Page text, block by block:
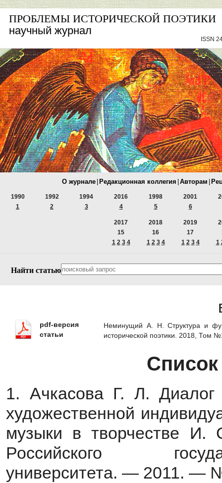
ПРОБЛЕМЫ ИСТОРИЧЕСКОЙ ПОЭТИКИ
научный журнал
ISSN
О журнале Редакционная коллегия Авторам
1990
1
1992
2
1994
3
2016
4
1998
5
2001
6
2017
15
1 2 3 4
2018
16
1 2 3 4
2019
17
1 2 3 4
1
Найти статью
pdf-версия
статьи
Неминущий А. Н. Структура и
исторической поэтики. 2018, Том
1. Ачкасова Г. Л. Диалог
художественной
музыки в творчестве И.
Российского
университета. — 2011.